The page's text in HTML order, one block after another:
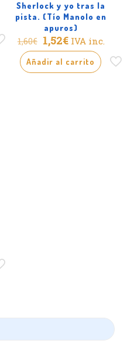
Sherlock y yo tras la
pista. (Tío Manolo en
apuros)
1,60€ El
precio
original
era:
1,52€El
precio
actual
es:
IVA inc.
Añadir al carrito